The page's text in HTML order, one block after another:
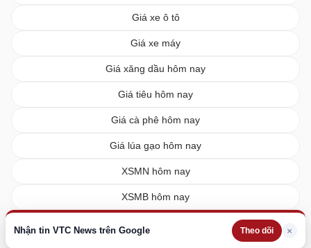
Nhận tin VTC News trên Google Theo dõi ×
Giá xe ô tô
Giá xe máy
Giá xăng dầu hôm nay
Giá tiêu hôm nay
Giá cà phê hôm nay
Giá lúa gạo hôm nay
XSMN hôm nay
XSMB hôm nay